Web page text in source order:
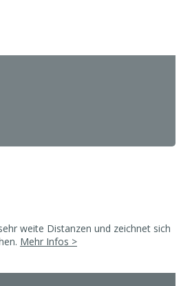
weite Distanzen und zeichnet sich
Mehr Infos >